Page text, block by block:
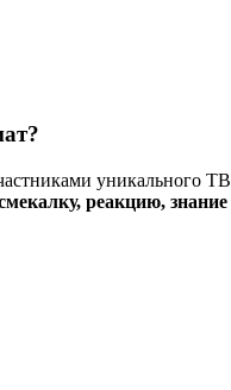
уникального
реакцию,